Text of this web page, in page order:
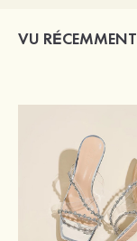
VU RÉCEMMENT